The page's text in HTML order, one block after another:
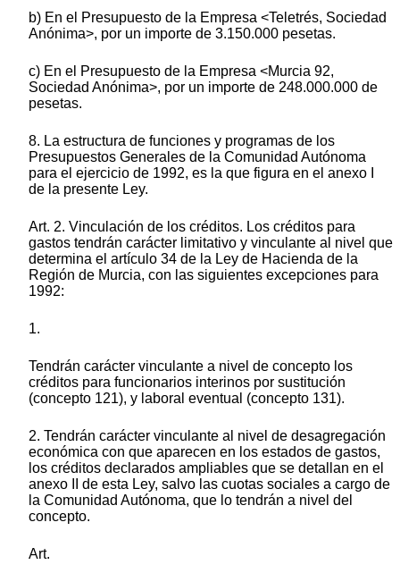
b) En el Presupuesto de la Empresa <Teletrés, Sociedad
Anónima>, por un importe de 3.150.000 pesetas.
c) En el Presupuesto de la Empresa <Murcia 92,
Sociedad Anónima>, por un importe de 248.000.000 de
pesetas.
8. La estructura de funciones y programas de los
Presupuestos Generales de la Comunidad Autónoma
para el ejercicio de 1992, es la que figura en el anexo I
de la presente Ley.
Art. 2. Vinculación de los créditos. Los créditos para
gastos tendrán carácter limitativo y vinculante al nivel que
determina el artículo 34 de la Ley de Hacienda de la
Región de Murcia, con las siguientes excepciones para
1992:
1.
Tendrán carácter vinculante a nivel de concepto los
créditos para funcionarios interinos por sustitución
(concepto 121), y laboral eventual (concepto 131).
2. Tendrán carácter vinculante al nivel de desagregación
económica con que aparecen en los estados de gastos,
los créditos declarados ampliables que se detallan en el
anexo II de esta Ley, salvo las cuotas sociales a cargo de
la Comunidad Autónoma, que lo tendrán a nivel del
concepto.
Art.